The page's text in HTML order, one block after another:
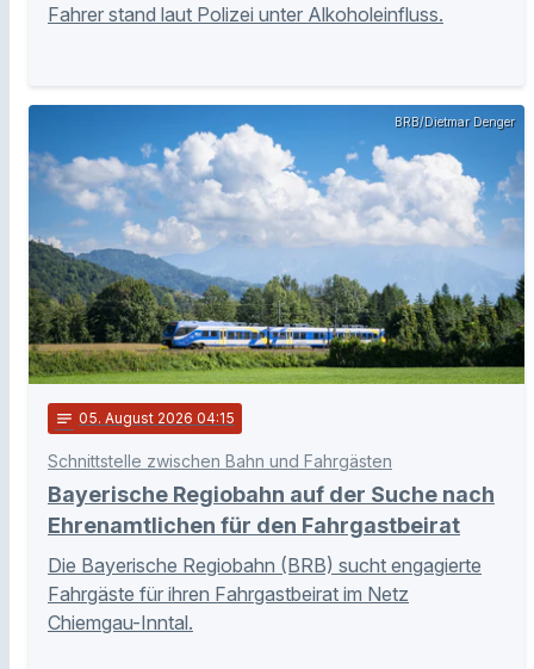
Fahrer stand laut Polizei unter Alkoholeinfluss.
BRB/Dietmar Denger
notes 05. August 2026 04:15
Schnittstelle zwischen Bahn und Fahrgästen
Bayerische Regiobahn auf der Suche nach
Ehrenamtlichen für den Fahrgastbeirat
Die Bayerische Regiobahn (BRB) sucht engagierte
Fahrgäste für ihren Fahrgastbeirat im Netz
Chiemgau-Inntal.